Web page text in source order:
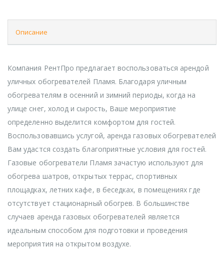
Описание
Компания РентПро предлагает воспользоваться арендой
уличных обогревателей Пламя. Благодаря уличным
обогревателям в осенний и зимний периоды, когда на
улице снег, холод и сырость, Ваше мероприятие
определенно выделится комфортом для гостей.
Воспользовавшись услугой, аренда газовых обогревателей
Вам удастся создать благоприятные условия для гостей.
Газовые обогреватели Пламя зачастую используют для
обогрева шатров, открытых террас, спортивных
площадках, летних кафе, в беседках, в помещениях где
отсутствует стационарный обогрев. В большинстве
случаев аренда газовых обогревателей является
идеальным способом для подготовки и проведения
мероприятия на открытом воздухе.